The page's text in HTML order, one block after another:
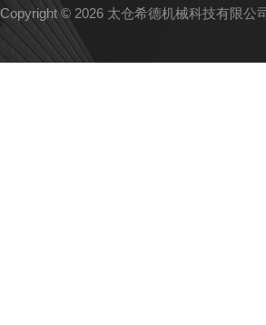
Copyright © 2026 太仓希德机械科技有限公